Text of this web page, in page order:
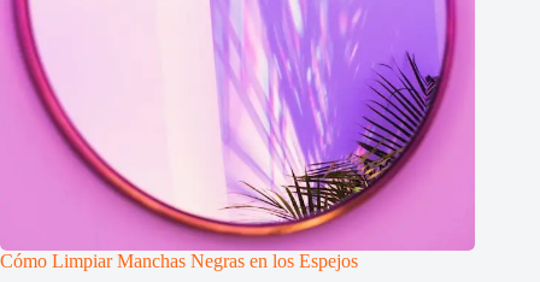
Cómo Limpiar Manchas Negras en los Espejos